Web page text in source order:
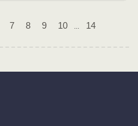
7 8 9 10 ... 14